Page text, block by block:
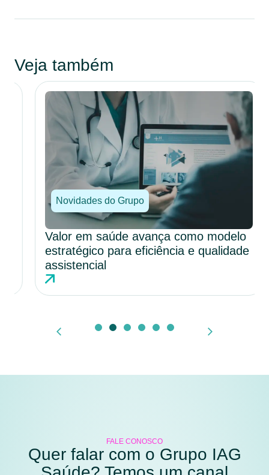
Veja também
Novidades do Grupo
Valor em saúde avança como modelo
estratégico para eficiência e qualidade
assistencial
FALE CONOSCO
Quer falar com o Grupo IAG